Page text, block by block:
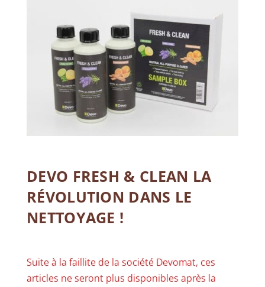
DEVO FRESH & CLEAN LA
RÉVOLUTION DANS LE
NETTOYAGE !
Suite à la faillite de la société Devomat, ces
articles ne seront plus disponibles après la